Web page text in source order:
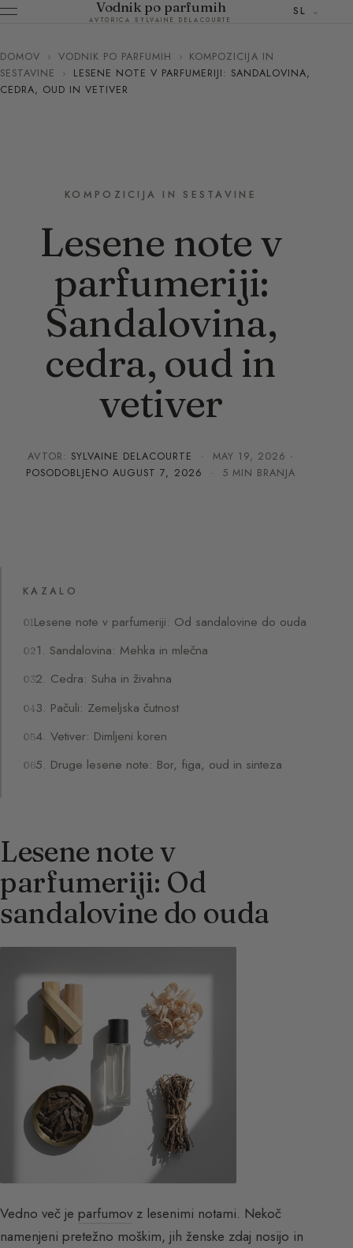
Vodnik po parfumih
AVTORICA SYLVAINE DELACOURTE
SL
DOMOV › VODNIK PO PARFUMIH › KOMPOZICIJA IN
SESTAVINE
›
LESENE NOTE V PARFUMERIJI: SANDALOVINA,
CEDRA, OUD IN VETIVER
KOMPOZICIJA IN SESTAVINE
Lesene note v
parfumeriji:
Sandalovina,
cedra, oud in
vetiver
AVTOR: SYLVAINE DELACOURTE · MAY 19, 2026 ·
POSODOBLJENOAUGUST 7, 2026 · 5 MIN BRANJA
KAZALO
Lesene note v parfumeriji: Od sandalovine do ouda
1. Sandalovina: Mehka in mlečna
2. Cedra: Suha in živahna
3. Pačuli: Zemeljska čutnost
4. Vetiver: Dimljeni koren
5. Druge lesene note: Bor, figa, oud in sinteza
Lesene note v
parfumeriji: Od
sandalovine do ouda
Vedno več je parfumov z lesenimi notami. Nekoč
namenjeni pretežno moškim, jih ženske zdaj nosijo in